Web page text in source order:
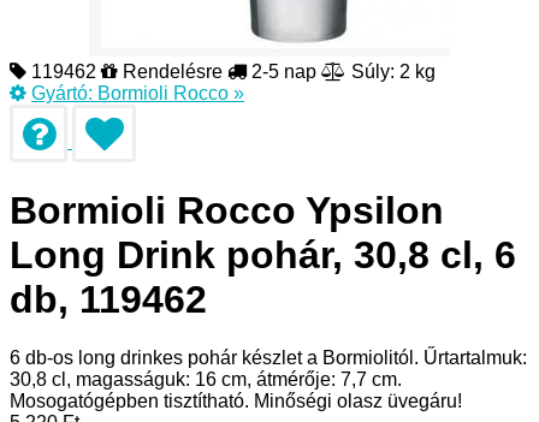
119462 Rendelésre 2-5 nap
Súly: 2 kg
Gyártó: Bormioli Rocco »
Bormioli Rocco Ypsilon
Long Drink pohár, 30,8 cl, 6
db, 119462
6 db-os long drinkes pohár készlet a Bormiolitól. Űrtartalmuk:
30,8 cl, magasságuk: 16 cm, átmérője: 7,7 cm.
Mosogatógépben tisztítható. Minőségi olasz üvegáru!